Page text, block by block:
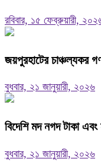
রবিবার, ১৫ ফেব্রুয়ারী,
জয়পুরহাটের চাঞ্চল্যকর
বুধবার, ২১ জানুয়ারী, ২০২৬
বিদেশি মদ নগদ টাকা
বুধবার, ২১ জানুয়ারী, ২০২৬